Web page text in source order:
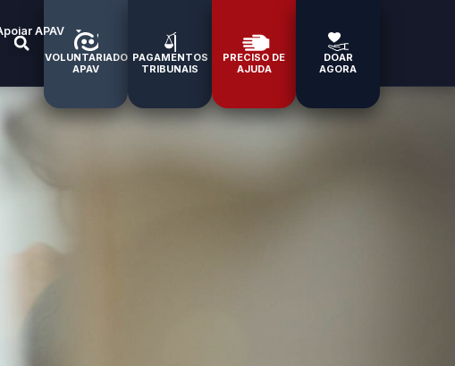
APAV
VOLUNTARIADO
APAV
PAGAMENTOS
TRIBUNAIS
PRECISO DE
AJUDA
DOAR
AGORA